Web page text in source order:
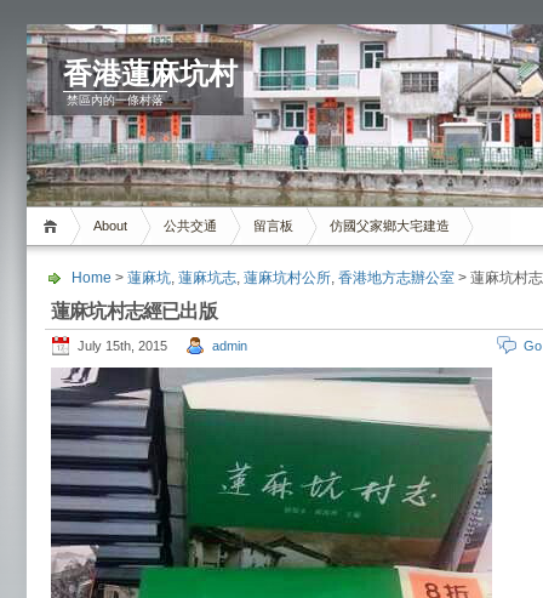
香港蓮麻坑村
禁區內的一條村落
About 公共交通 留言板 仿國父家鄉大宅建造
Home > 蓮麻坑, 蓮麻坑志, 蓮麻坑村公所, 香港地方志辦公室 > 蓮麻坑村
蓮麻坑村志經已出版
July 15th, 2015 admin